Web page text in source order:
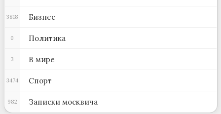
Бизнес
3818
Политика
0
В мире
3
Спорт
3474
Записки москвича
982